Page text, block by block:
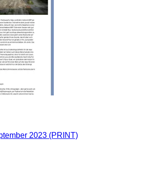
2023 (PRINT)